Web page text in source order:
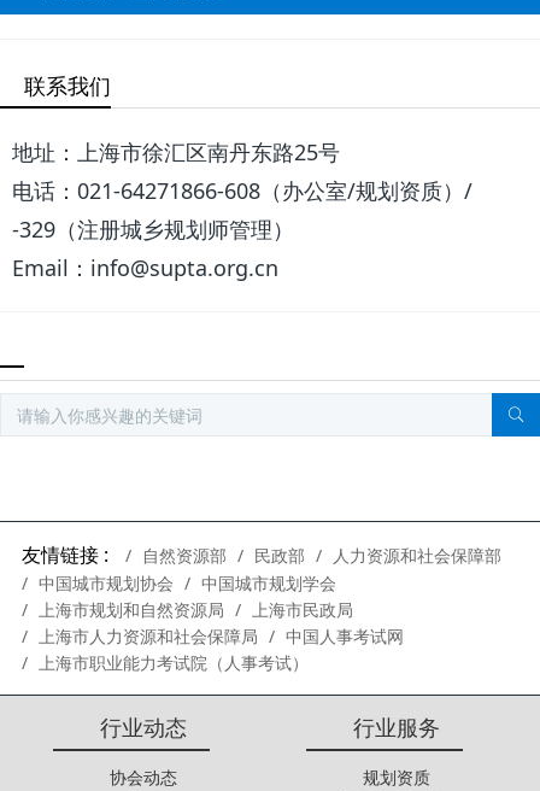
联系我们
地址：上海市徐汇区南丹东路25号
电话：021-64271866-608（办公室/规划资质）/
-329（注册城乡规划师管理）
Email：info@supta.org.cn
友情链接 : 自然资源部 民政部
人力资源和社会保障部
中国城市规划协会
中国城市规划学会
上海市规划和自然资源局
上海市民政局
上海市人力资源和社会保障局
中国人事考试网
上海市职业能力考试院（人事考试）
行业动态
协会动态
行业服务
规划资质